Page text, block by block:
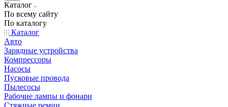
Каталог
По всему сайту
По каталогу
Каталог
Авто
Зарядные устройства
Компрессоры
Насосы
Пусковые провода
Пылесосы
Рабочие лампы и фонари
Стяжные ремни